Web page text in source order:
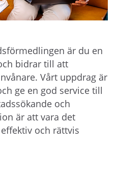
t
är du en
bidrar till att
Vårt uppdrag är
ge en god service till
och
är att vara det
och rättvis